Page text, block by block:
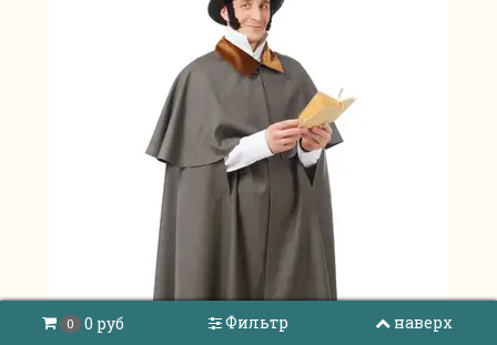
0 0 руб Фильтр наверх